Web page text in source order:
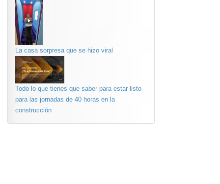
La casa sorpresa que se hizo viral
Todo lo que tienes que saber para estar listo
para las jornadas de 40 horas en la
construcción